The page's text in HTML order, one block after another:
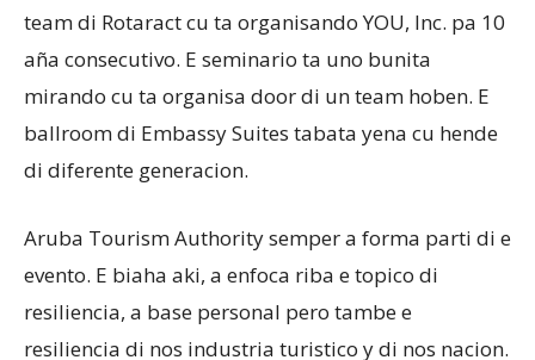
team di Rotaract cu ta organisando YOU, Inc. pa 10
aña consecutivo. E seminario ta uno bunita
mirando cu ta organisa door di un team hoben. E
ballroom di Embassy Suites tabata yena cu hende
di diferente generacion.
Aruba Tourism Authority semper a forma parti di e
evento. E biaha aki, a enfoca riba e topico di
resiliencia, a base personal pero tambe e
resiliencia di nos industria turistico y di nos nacion.